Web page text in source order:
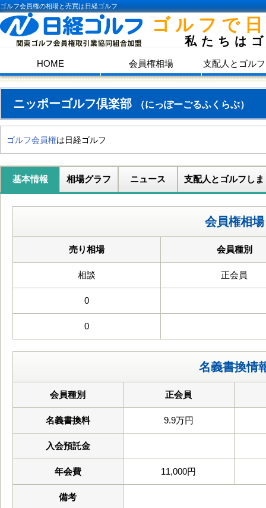
ゴルフ会員権の相場と売買は日経ゴルフ
ゴルフで
私たちは
HOME 会員権相場 支配人とゴル
ニッポーゴルフ倶楽部 （にっぽーごるふくらぶ）
ゴルフ会員権は日経ゴルフ
基本情報 相場グラフ ニュース 支配人とゴルフしま
会員権相場
売り相場 会員種別
相談 正会員
0
0
名義書換情
会員種別 正会員
名義書換料 9.9万円
入会預託金
年会費 11,000円
備考